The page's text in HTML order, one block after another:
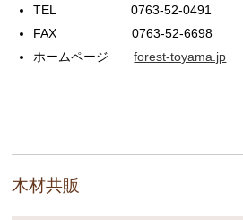
TEL 0763-52-0491
FAX 0763-52-6698
ホームページforest-toyama.jp
木材共販